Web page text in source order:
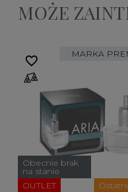
MOŻE
MARKA
Obecnie brak
na stanie
OUTLET
favorite_border